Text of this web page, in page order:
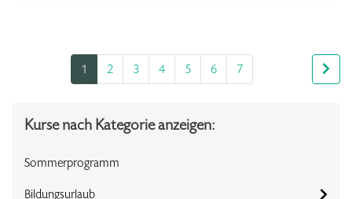
1 2 3 4 5 6 7
Kurse nach Kategorie anzeigen:
Sommerprogramm
Bildungsurlaub